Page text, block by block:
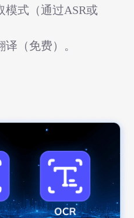
模式（通过ASR或
（免费）。